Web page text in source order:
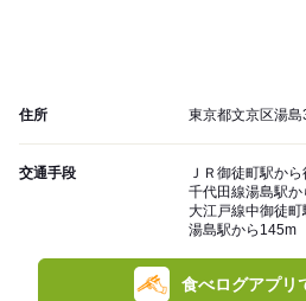
住所 東京都文京区湯
交通手段
ＪＲ御徒町駅か
千代田線湯島駅
大江戸線中御徒
湯島駅から145m
食べログアプリ